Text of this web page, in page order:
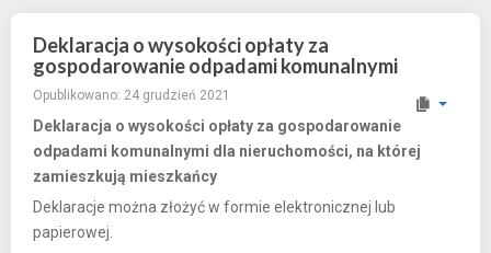
Deklaracja o wysokości opłaty za
gospodarowanie odpadami komunalnymi
Opublikowano: 24 grudzień 2021
Deklaracja o wysokości opłaty za gospodarowanie
odpadami komunalnymi dla nieruchomości, na której
zamieszkują mieszkańcy
Deklaracje można złożyć w formie elektronicznej lub
papierowej.